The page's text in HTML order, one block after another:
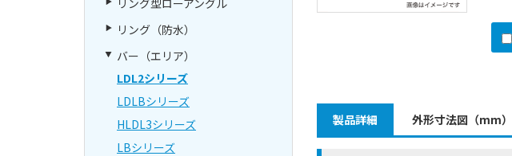
製品詳細 外形寸法図（mm）
リング（防水）
バー（エリア）
LDL2シリーズ
LDLBシリーズ
HLDL3シリーズ
LBシリーズ